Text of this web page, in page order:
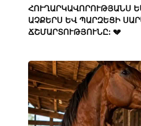
ՀՈՒՂԱՐԿԱՎՈՐՈՒԹՅԱՆՍ
ԱՉՔԵՐՍ ԵՎ ՊԱՐԶԵՑԻ
ՃՇՄԱՐՏՈՒԹՅՈՒՆԸ: 💔